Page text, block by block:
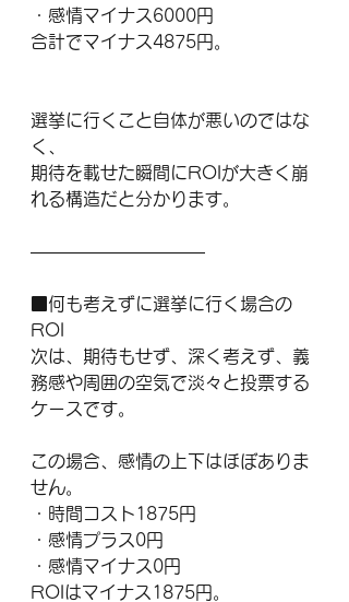
・感情マイナス6000円
合計でマイナス4875円。
選挙に行くこと自体が悪いのではな
く、
期待を載せた瞬間にROIが大きく崩
れる構造だと分かります。
――――――――――
■何も考えずに選挙に行く場合の
ROI
次は、期待もせず、深く考えず、義
務感や周囲の空気で淡々と投票する
ケースです。
この場合、感情の上下はほぼありま
せん。
・時間コスト1875円
・感情プラス0円
・感情マイナス0円
ROIはマイナス1875円。